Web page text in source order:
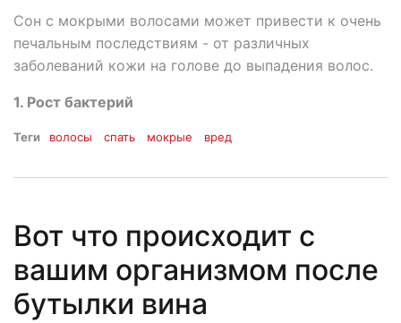
Сон с мокрыми волосами может привести к очень
печальным последствиям - от различных
заболеваний кожи на голове до выпадения волос.
1. Рост бактерий
Теги волосы спать мокрые вред
Вот что происходит с
вашим организмом после
бутылки вина